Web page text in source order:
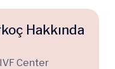
Hakkında
Center